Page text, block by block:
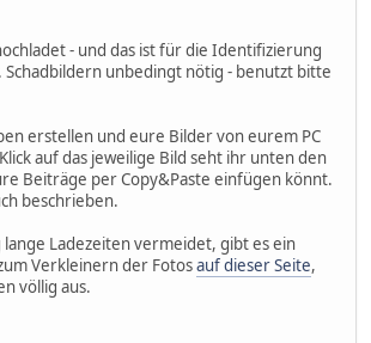
- und das ist für die Identifizierung
Schadbildern unbedingt nötig - benutzt bitte
erstellen und eure Bilder von eurem PC
auf das jeweilige Bild seht ihr unten den
Beiträge per Copy&Paste einfügen könnt.
beschrieben.
Ladezeiten vermeidet, gibt es ein
Verkleinern der Fotosauf dieser Seite,
völlig aus.